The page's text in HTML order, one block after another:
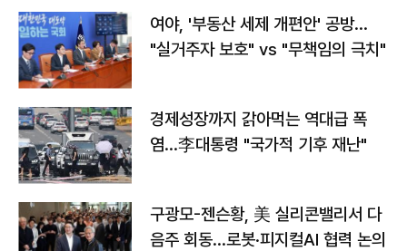
여야, '부동산 세제 개편안' 공방…
"실거주자 보호" vs "무책임의 극치"
경제성장까지 갉아먹는 역대급 폭
염…李대통령 "국가적 기후 재난"
구광모-젠슨황, 美 실리콘밸리서 다
음주 회동…로봇·피지컬AI 협력 논의